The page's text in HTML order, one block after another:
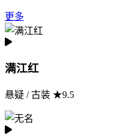
更多
满江红
悬疑 / 古装 ★9.5